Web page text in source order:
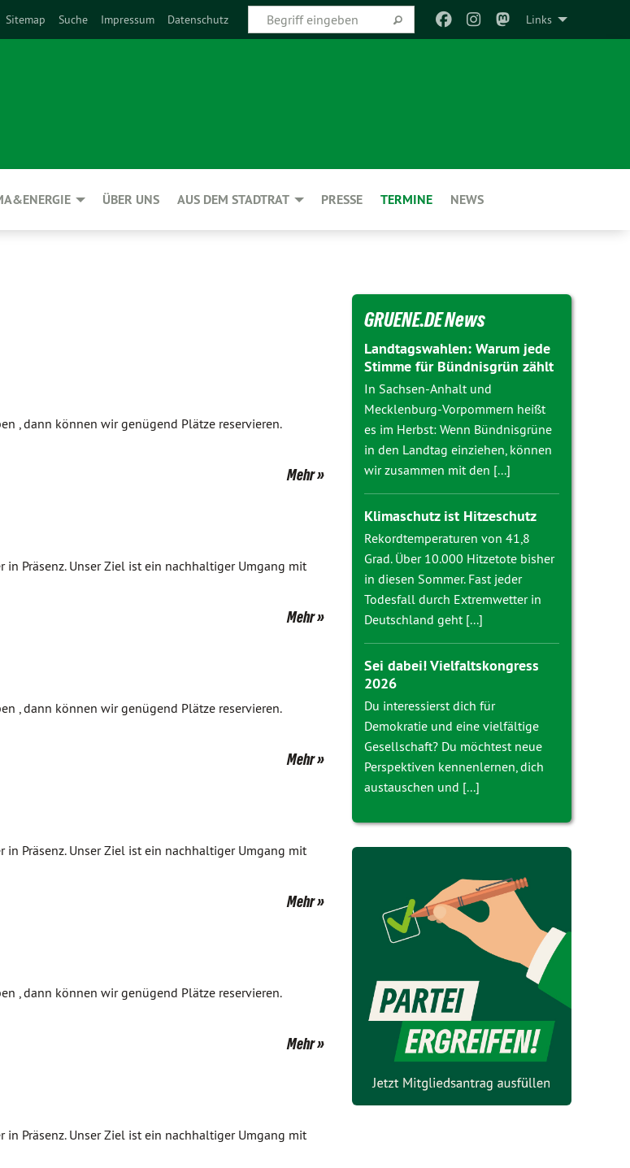
Links
Sitemap Suche Impressum Datenschutz
ÜBER UNS AUS DEM STADTRAT PRESSE TERMINE NEWS
, dann können wir genügend Plätze reservieren.
Mehr
Präsenz. Unser Ziel ist ein nachhaltiger Umgang mit
Mehr
, dann können wir genügend Plätze reservieren.
Mehr
Präsenz. Unser Ziel ist ein nachhaltiger Umgang mit
Mehr
, dann können wir genügend Plätze reservieren.
Mehr
Präsenz. Unser Ziel ist ein nachhaltiger Umgang mit
GRUENE.DE News
Landtagswahlen: Warum jede
Stimme für Bündnisgrün zählt
In Sachsen-Anhalt und
Mecklenburg-Vorpommern heißt
es im Herbst: Wenn Bündnisgrüne
in den Landtag einziehen, können
wir zusammen mit den [...]
Klimaschutz ist Hitzeschutz
Rekordtemperaturen von 41,8
Grad. Über 10.000 Hitzetote bisher
in diesen Sommer. Fast jeder
Todesfall durch Extremwetter in
Deutschland geht [...]
Sei dabei! Vielfaltskongress
2026
Du interessierst dich für
Demokratie und eine vielfältige
Gesellschaft? Du möchtest neue
Perspektiven kennenlernen, dich
austauschen und [...]